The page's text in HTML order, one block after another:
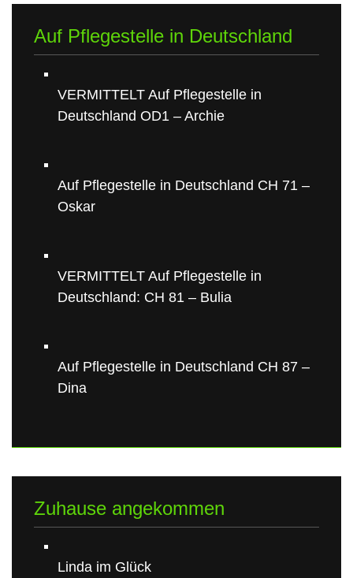
Auf Pflegestelle in Deutschland
VERMITTELT Auf Pflegestelle in
Deutschland OD1 – Archie
Auf Pflegestelle in Deutschland CH 71 –
Oskar
VERMITTELT Auf Pflegestelle in
Deutschland: CH 81 – Bulia
Auf Pflegestelle in Deutschland CH 87 –
Dina
Zuhause angekommen
Linda im Glück